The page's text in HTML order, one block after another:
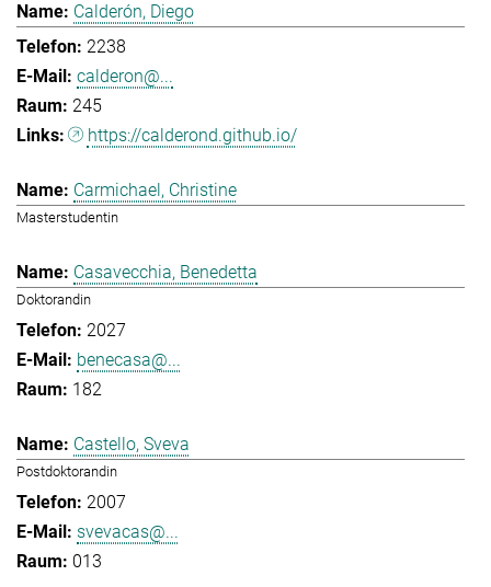
Calderón, Diego
2238
calderon@...
245
https://calderond.github.io/
Carmichael, Christine
Masterstudentin
Casavecchia, Benedetta
Doktorandin
2027
benecasa@...
182
Castello, Sveva
Postdoktorandin
2007
svevacas@...
013